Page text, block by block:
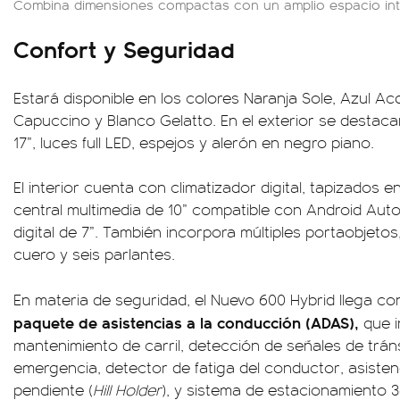
Confort y Seguridad
Estará disponible en los colores Naranja Sole, Azul
Capuccino y Blanco Gelatto. En el exterior se
17”, luces full LED, espejos y alerón en negro piano.
El interior cuenta con climatizador digital, tapizados
central multimedia de 10” compatible con Android
digital de 7”. También incorpora múltiples
cuero y seis parlantes.
En materia de seguridad, el Nuevo 600 Hybrid llega
paquete de asistencias a la conducción (ADAS), que
mantenimiento de carril, detección de señales de
emergencia, detector de fatiga del conductor,
pendiente (Hill Holder), y sistema de estacionamiento